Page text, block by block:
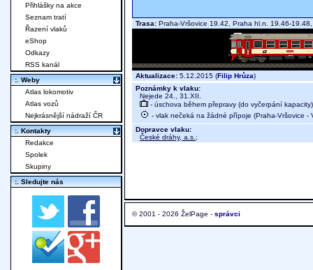
Trasa: Praha-Vršovice 19.42, Praha hl.n. 19.46-
Aktualizace: 5.12.2015 (Filip Hrůza)
Poznámky k vlaku:
Nejede 24., 31.XII.
- úschova během přepravy (do vyčerpání kapacity)
- vlak nečeká na žádné přípoje (Praha-Vršovice -
Dopravce vlaku:
České dráhy, a.s. ;
© 2001 - 2026 ŽelPage - správci
Přihlášky na akce
Seznam tratí
Řazení vlaků
eShop
Odkazy
RSS kanál
:. Weby
Atlas lokomotiv
Atlas vozů
Nejkrásnější nádraží ČR
:. Kontakty
Redakce
Spolek
Skupiny
:. Sledujte nás